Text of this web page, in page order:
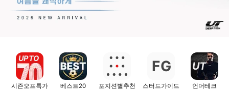
UP TO
시즌오프특가 베스트20 포지션별추천
FG
스터드가이드
UT
언더테크